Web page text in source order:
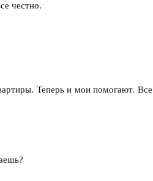
честно.
Теперь и мои помогают. Все